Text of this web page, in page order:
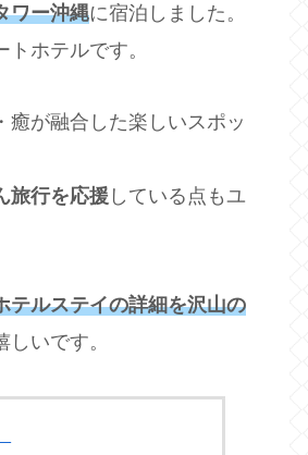
ワー沖縄に宿泊しました。
ホテルです。
癒が融合した楽しいスポッ
旅行を応援 している点もユ
テルステイの詳細を沢山の
いです。